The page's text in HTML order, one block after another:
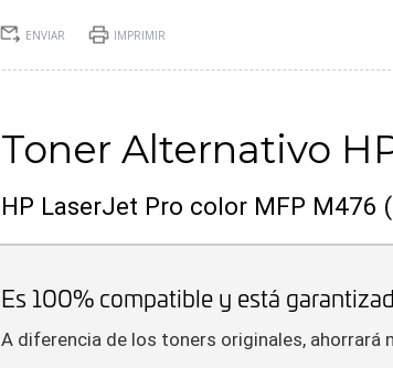
ENVIAR IMPRIMIR
Toner Alternativo
HP LaserJet Pro color MFP M476
Es 100% compatible y está
A diferencia de los toners originales, ahorrará